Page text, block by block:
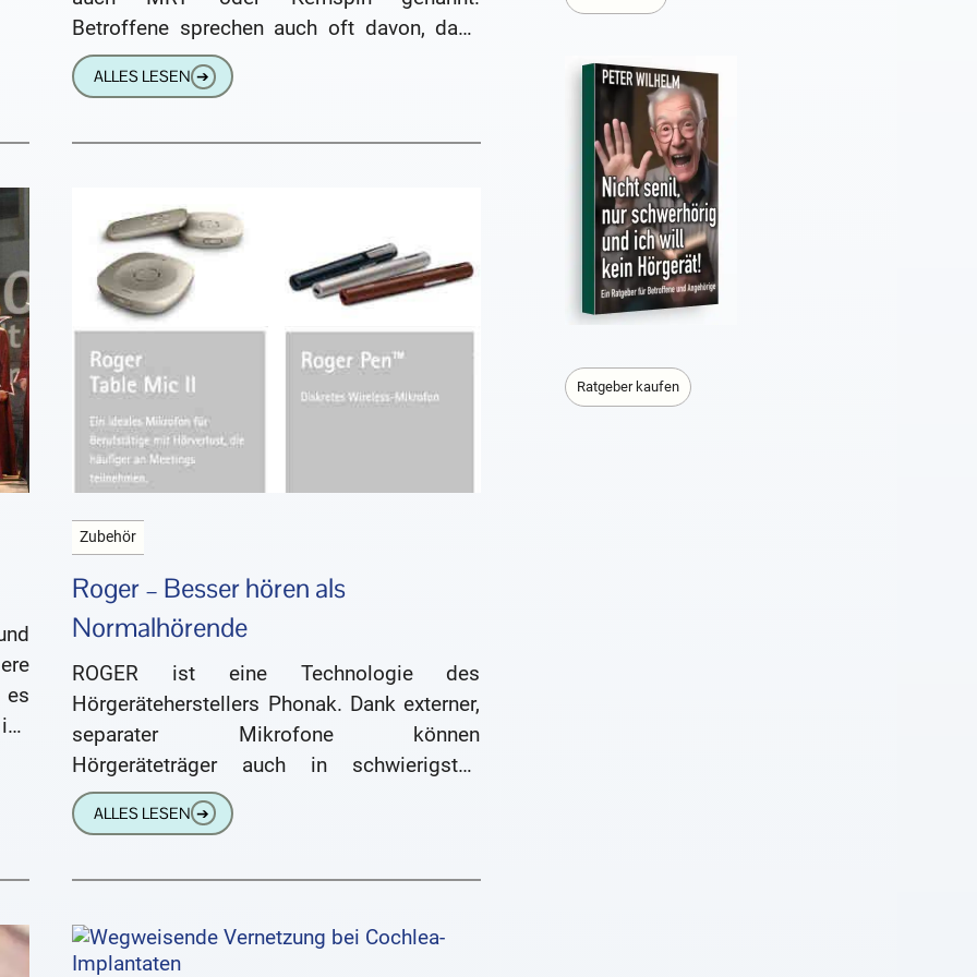
Betroffene sprechen auch oft davon, dass
sie „in die Röhre“ kommen. MRT wird auch
als Kernspintomographie bezeichnet
ALLES LESEN ➔
Zubehör
Roger – Besser hören als
Normalhörende
ROGER ist eine Technologie des
Hörgeräteherstellers Phonak. Dank externer,
separater Mikrofone können
Hörgeräteträger auch in schwierigsten
Gesprächsumgebungen ein exzellentes
Sprachverstehen erreichen. Dabei werden
beispielsweise bei Konferenzen in
ALLES LESEN ➔
Ratgeber kaufen